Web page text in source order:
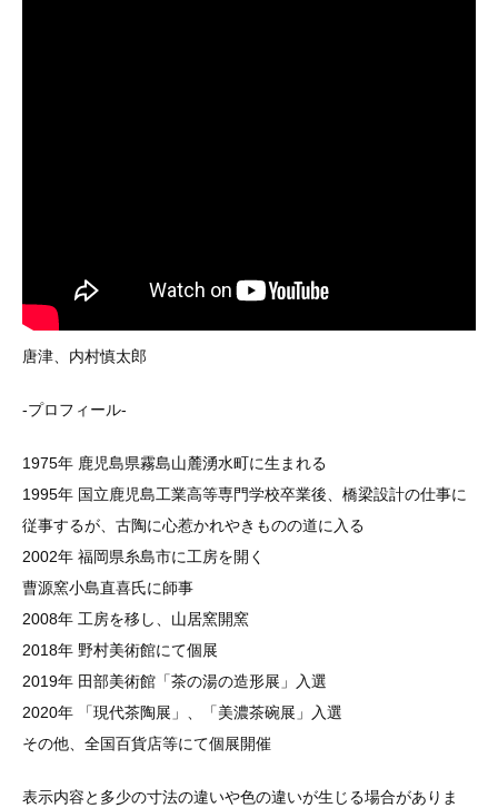
唐津、内村慎太郎
-プロフィール-
1975年 鹿児島県霧島山麓湧水町に生まれる
1995年 国立鹿児島工業高等専門学校卒業後、橋梁設計の仕事に
従事するが、古陶に心惹かれやきものの道に入る
2002年 福岡県糸島市に工房を開く
曹源窯小島直喜氏に師事
2008年 工房を移し、山居窯開窯
2018年 野村美術館にて個展
2019年 田部美術館「茶の湯の造形展」入選
2020年 「現代茶陶展」、「美濃茶碗展」入選
その他、全国百貨店等にて個展開催
表示内容と多少の寸法の違いや色の違いが生じる場合がありま